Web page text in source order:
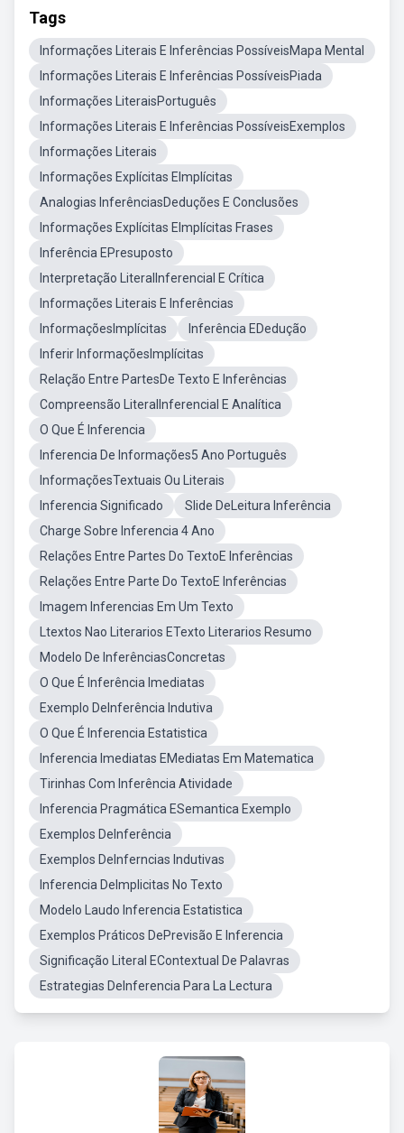
Tags
Informações Literais E Inferências PossíveisMapa Mental
Informações Literais E Inferências PossíveisPiada
Informações LiteraisPortuguês
Informações Literais E Inferências PossíveisExemplos
Informações Literais
Informações Explícitas EImplícitas
Analogias InferênciasDeduções E Conclusões
Informações Explícitas EImplícitas Frases
Inferência EPresuposto
Interpretação LiteralInferencial E Crítica
Informações Literais E Inferências
InformaçõesImplícitas
Inferência EDedução
Inferir InformaçõesImplícitas
Relação Entre PartesDe Texto E Inferências
Compreensão LiteralInferencial E Analítica
O Que É Inferencia
Inferencia De Informações5 Ano Português
InformaçõesTextuais Ou Literais
Inferencia Significado
Slide DeLeitura Inferência
Charge Sobre Inferencia 4 Ano
Relações Entre Partes Do TextoE Inferências
Relações Entre Parte Do TextoE Inferências
Imagem Inferencias Em Um Texto
Ltextos Nao Literarios ETexto Literarios Resumo
Modelo De InferênciasConcretas
O Que É Inferência Imediatas
Exemplo DeInferência Indutiva
O Que É Inferencia Estatistica
Inferencia Imediatas EMediatas Em Matematica
Tirinhas Com Inferência Atividade
Inferencia Pragmática ESemantica Exemplo
Exemplos DeInferência
Exemplos DeInferncias Indutivas
Inferencia DeImplicitas No Texto
Modelo Laudo Inferencia Estatistica
Exemplos Práticos DePrevisão E Inferencia
Significação Literal EContextual De Palavras
Estrategias DeInferencia Para La Lectura